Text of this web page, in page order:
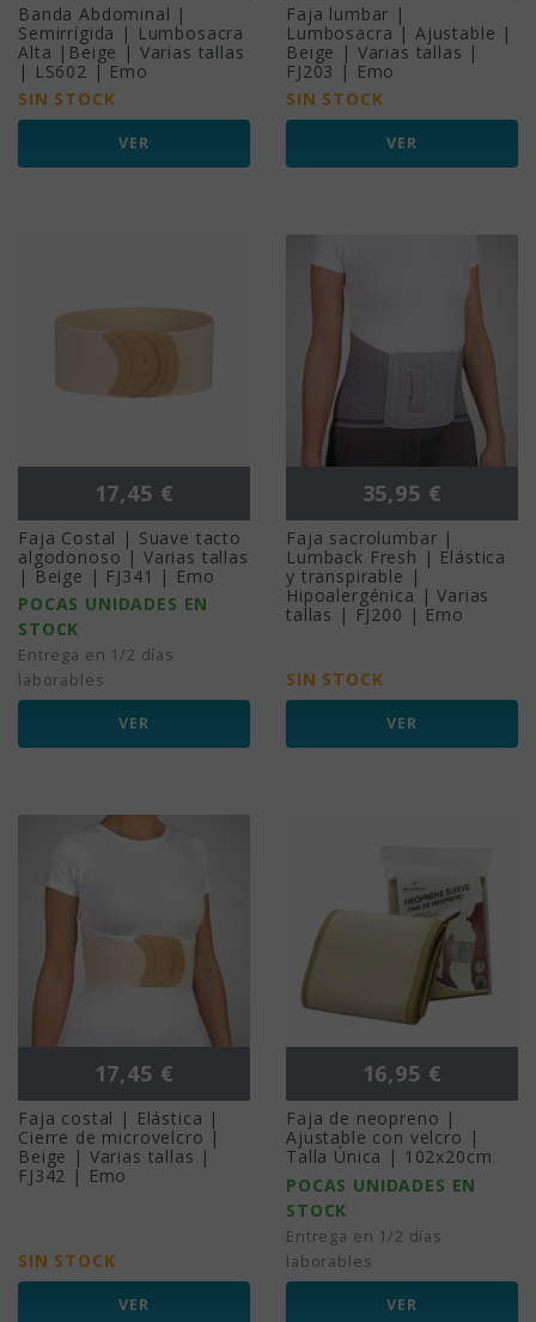
Banda Abdominal |
Semirrígida | Lumbosacra
Alta |Beige | Varias tallas
| LS602 | Emo
SIN STOCK
VER
Faja lumbar |
Lumbosacra | Ajustable |
Beige | Varias tallas |
FJ203 | Emo
SIN STOCK
VER
Precio
17,45 €
Faja Costal | Suave tacto
algodonoso | Varias tallas
| Beige | FJ341 | Emo
POCAS UNIDADES EN
STOCK
Entrega en 1/2 días
laborables
VER
Precio
35,95 €
Faja sacrolumbar |
Lumback Fresh | Elástica
y transpirable |
Hipoalergénica | Varias
tallas | FJ200 | Emo
SIN STOCK
VER
Precio
17,45 €
Faja costal | Elástica |
Cierre de microvelcro |
Beige | Varias tallas |
FJ342 | Emo
SIN STOCK
VER
Precio
16,95 €
Faja de neopreno |
Ajustable con velcro |
Talla Única | 102x20cm
POCAS UNIDADES EN
STOCK
Entrega en 1/2 días
laborables
VER